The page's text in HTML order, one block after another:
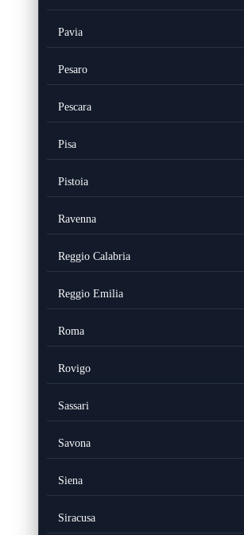
Pavia
Pesaro
Pescara
Pisa
Pistoia
Ravenna
Reggio Calabria
Reggio Emilia
Roma
Rovigo
Sassari
Savona
Siena
Siracusa